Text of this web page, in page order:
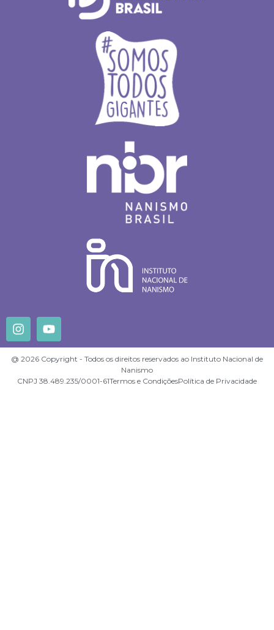
@ 2026 Copyright - Todos os direitos reservados ao Instituto Nacional de
Nanismo
CNPJ 38.489.235/0001-61Termos e CondiçõesPolítica de Privacidade